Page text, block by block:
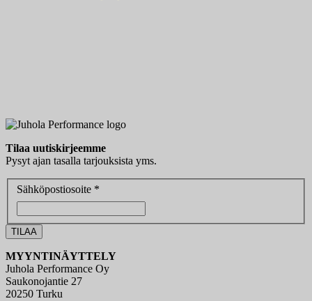
Tilaa uutiskirjeemme
Pysyt ajan tasalla tarjouksista yms.
Sähköpostiosoite *
MYYNTINÄYTTELY
Juhola Performance Oy
Saukonojantie 27
20250 Turku